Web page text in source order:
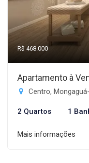
R$ 468.000
Apartamento à
Centro,
2 Quartos 1
Mais informações